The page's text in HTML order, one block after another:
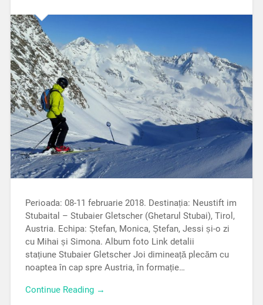
Perioada: 08-11 februarie 2018. Destinația: Neustift im
Stubaital – Stubaier Gletscher (Ghetarul Stubai), Tirol,
Austria. Echipa: Ștefan, Monica, Ștefan, Jessi și-o zi
cu Mihai și Simona. Album foto Link detalii
stațiune Stubaier Gletscher Joi dimineață plecăm cu
noaptea în cap spre Austria, în formație…
Continue Reading →